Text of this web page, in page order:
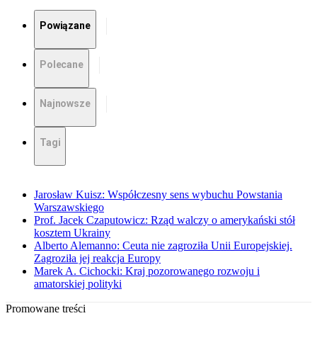
Powiązane
Polecane
Najnowsze
Tagi
Jarosław Kuisz: Współczesny sens wybuchu Powstania
Warszawskiego
Prof. Jacek Czaputowicz: Rząd walczy o amerykański stół
kosztem Ukrainy
Alberto Alemanno: Ceuta nie zagroziła Unii Europejskiej.
Zagroziła jej reakcja Europy
Marek A. Cichocki: Kraj pozorowanego rozwoju i
amatorskiej polityki
Promowane treści